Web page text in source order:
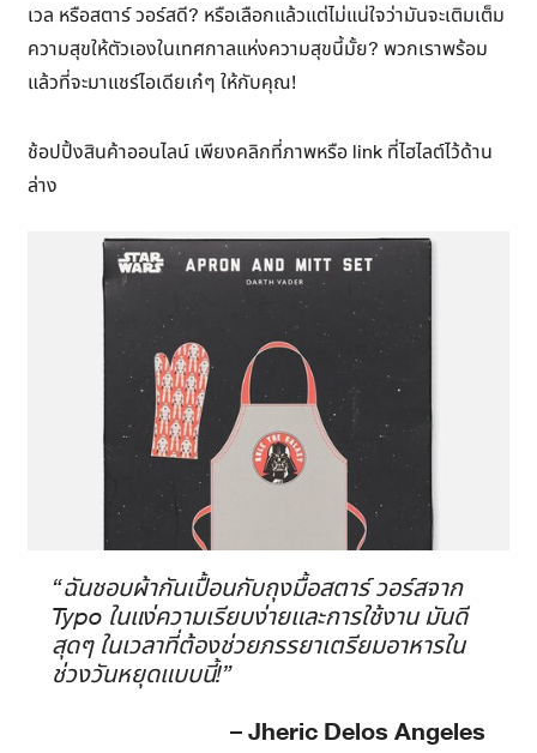
เวล หรือสตาร์ วอร์สดี? หรือเลือกแล้วแต่ไม่แน่ใจว่ามันจะเติมเต็ม
ความสุขให้ตัวเองในเทศกาลแห่งความสุขนี้มั้ย? พวกเราพร้อม
แล้วที่จะมาแชร์ไอเดียเก๋ๆ ให้กับคุณ!
ช้อปปิ้งสินค้าออนไลน์ เพียงคลิกที่ภาพหรือ link ที่ไฮไลต์ไว้ด้าน
ล่าง
“ฉันชอบผ้ากันเปื้อนกับถุงมื้อสตาร์ วอร์สจาก
Typo ในแง่ความเรียบง่ายและการใช้งาน มันดี
สุดๆ ในเวลาที่ต้องช่วยภรรยาเตรียมอาหารใน
ช่วงวันหยุดแบบนี้!”
– Jheric Delos Angeles